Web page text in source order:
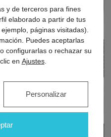
y de terceros para fines
elaborado a partir de tus
páginas visitadas).
Puedes aceptarlas
configurarlas o rechazar su
en Ajustes.
Personalizar